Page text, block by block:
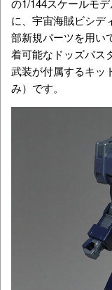
の1/144スケールモ
に、宇宙海賊ビシデ
部新規パーツを用い
着可能なドッズバス
武装が付属するキッ
み）です。